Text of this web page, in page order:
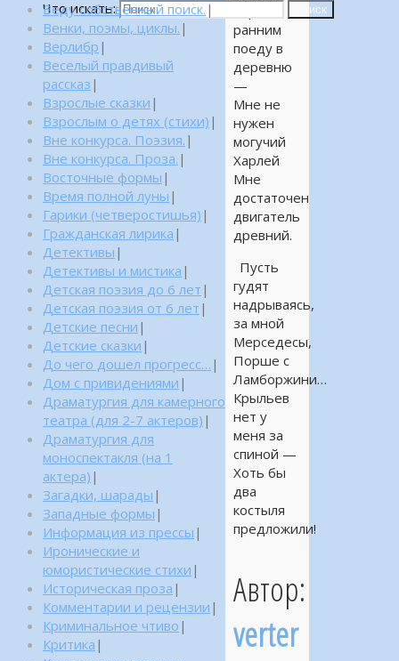
Что искать: Поиск
ранним
поеду в
деревню
—
Мне не
нужен
могучий
Харлей
Мне
достаточен
двигатель
древний.
Пусть
гудят
надрываясь,
за мной
Мерседесы,
Порше с
Ламборжини…
Крыльев
нет у
меня за
спиной —
Хоть бы
два
костыля
предложили!
Автор:
verter
Веду собственный поиск. |
Венки, поэмы, циклы. |
Верлибр |
Веселый правдивый
рассказ |
Взрослые сказки |
Взрослым о детях (стихи) |
Вне конкурса. Поэзия. |
Вне конкурса. Проза. |
Восточные формы |
Время полной луны |
Гарики (четверостишья) |
Гражданская лирика |
Детективы |
Детективы и мистика |
Детская поэзия до 6 лет |
Детская поэзия от 6 лет |
Детские песни |
Детские сказки |
До чего дошел прогресс… |
Дом с привидениями |
Драматургия для камерного
театра (для 2-7 актеров) |
Драматургия для
моноспектакля (на 1
актера) |
Загадки, шарады |
Западные формы |
Информация из прессы |
Иронические и
юмористические стихи |
Историческая проза |
Комментарии и рецензии |
Криминальное чтиво |
Критика |